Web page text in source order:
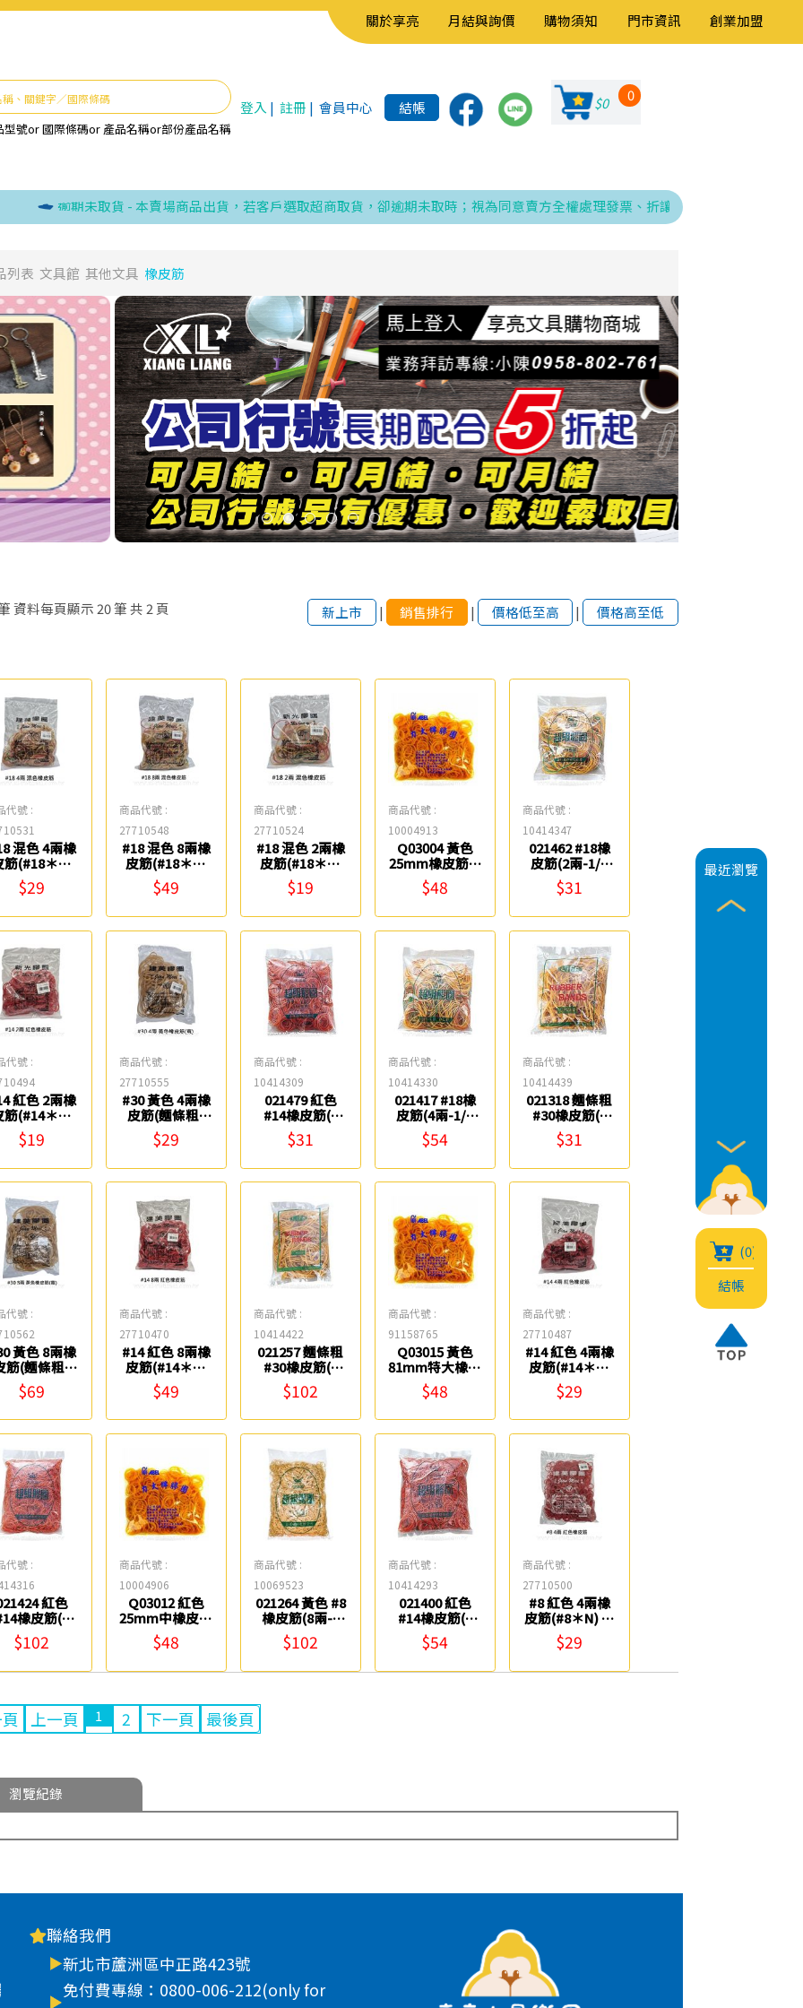
關於享亮 月結與詢價 購物須知 門市資訊 創業加盟
型號or國際條碼or 產品名稱or部份產品名稱
登入 | 註冊 | 會員中心 結帳 $0 0
逾期未取貨 - 本賣場商品出貨，若客戶選取超商取貨，卻逾期未取時；視為同意賣方全權處理發票、折讓與銷貨退回之相關程序，特此
最近瀏覽
(0)
結帳
列表 文具館 其他文具 橡皮筋
資料每頁顯示 20筆 共 2頁 新上市 | 銷售排行 | 價格低至高 | 價格高至低
代號 :
混色 4兩橡
筋(#18＊A)
建美膠圈
$29
商品代號 :
27710548
#18 混色 8兩橡
皮筋(#18＊A)
建美膠圈
$49
商品代號 :
27710524
#18 混色 2兩橡
皮筋(#18＊A)
建美膠圈
$19
商品代號 :
10004913
Q03004 黃色
25mm橡皮筋(4
兩) ABEL
$48
商品代號 :
10414347
021462 #18橡
皮筋(2兩-1/4
包) Life
$31
代號 :
紅色 2兩橡
筋(#14＊R)
建美膠圈
$19
商品代號 :
27710555
#30 黃色 4兩橡
皮筋(麵條粗)
(#30＊N) 建美
膠圈
$29
商品代號 :
10414309
021479 紅色
#14橡皮筋(2
兩-1/4包) Life
$31
商品代號 :
10414330
021417 #18橡
皮筋(4兩-1/2
包) Life
$54
商品代號 :
10414439
021318 麵條粗
#30橡皮筋(2
兩-1/4包) Life
$31
代號 :
黃色 8兩橡
筋(麵條粗)
＊N) 建美
膠圈
$69
商品代號 :
27710470
#14 紅色 8兩橡
皮筋(#14＊R)
建美膠圈
$49
商品代號 :
10414422
021257 麵條粗
#30橡皮筋(8
兩-1包) Life
$102
商品代號 :
91158765
Q03015 黃色
81mm特大橡皮
筋(4兩) ABEL
$48
商品代號 :
27710487
#14 紅色 4兩橡
皮筋(#14＊R)
建美膠圈
$29
代號 :
紅色
橡皮筋(8
兩-1包) Life
$102
商品代號 :
10004906
Q03012 紅色
25mm中橡皮筋
(4兩) ABEL
$48
商品代號 :
10069523
021264 黃色 #8
橡皮筋(8兩-1
包) Life
$102
商品代號 :
10414293
021400 紅色
#14橡皮筋(4
兩-1/2包) Life
$54
商品代號 :
27710500
#8 紅色 4兩橡
皮筋(#8＊N) 建
美膠圈
$29
上一頁 1 2 下一頁 最後頁
瀏覽紀錄
聯絡我們
新北市蘆洲區中正路423號
免付費專線：0800-006-212(only for